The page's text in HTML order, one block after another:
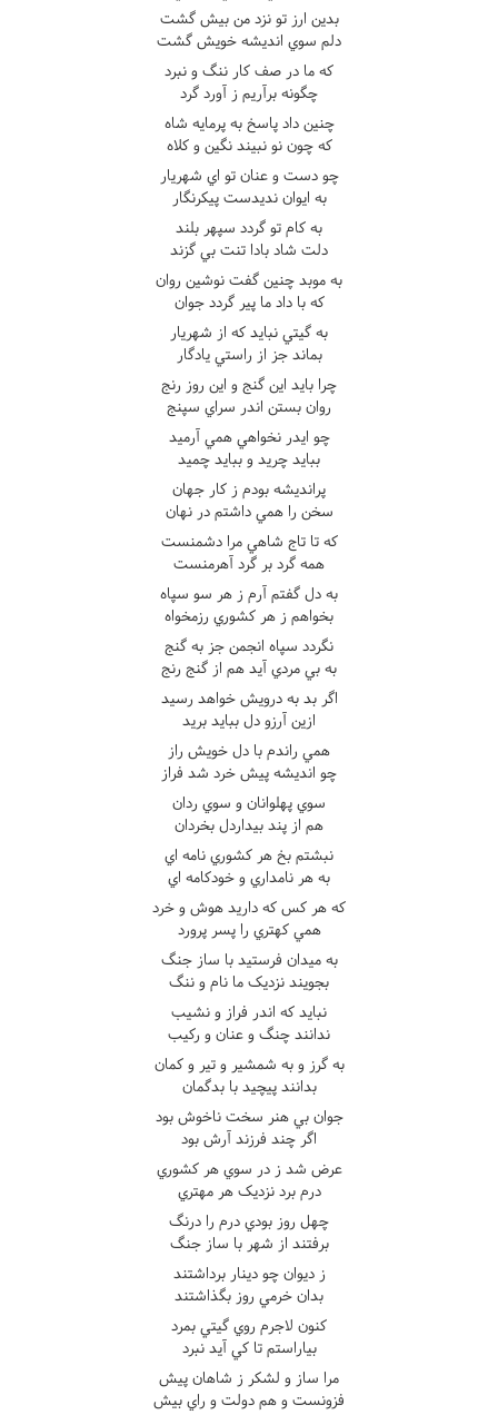
بدين ارز تو نزد من بيش گشت
دلم سوي انديشه خويش گشت
که ما در صف کار ننگ و نبرد
چگونه برآريم ز آورد گرد
چنين داد پاسخ به پرمايه شاه
که چون نو نبيند نگين و کلاه
چو دست و عنان تو اي شهريار
به ايوان نديدست پيکرنگار
به کام تو گردد سپهر بلند
دلت شاد بادا تنت بي گزند
به موبد چنين گفت نوشين روان
که با داد ما پير گردد جوان
به گيتي نبايد که از شهريار
بماند جز از راستي يادگار
چرا بايد اين گنج و اين روز رنج
روان بستن اندر سراي سپنج
چو ايدر نخواهي همي آرميد
ببايد چريد و ببايد چميد
پرانديشه بودم ز کار جهان
سخن را همي داشتم در نهان
که تا تاج شاهي مرا دشمنست
همه گرد بر گرد آهرمنست
به دل گفتم آرم ز هر سو سپاه
بخواهم ز هر کشوري رزمخواه
نگردد سپاه انجمن جز به گنج
به بي مردي آيد هم از گنج رنج
اگر بد به درويش خواهد رسيد
ازين آرزو دل ببايد بريد
همي راندم با دل خويش راز
چو انديشه پيش خرد شد فراز
سوي پهلوانان و سوي ردان
هم از پند بيداردل بخردان
نبشتم بخ هر کشوري نامه اي
به هر نامداري و خودکامه اي
که هر کس که داريد هوش و خرد
همي کهتري را پسر پرورد
به ميدان فرستيد با ساز جنگ
بجويند نزديک ما نام و ننگ
نبايد که اندر فراز و نشيب
ندانند چنگ و عنان و رکيب
به گرز و به شمشير و تير و کمان
بدانند پيچيد با بدگمان
جوان بي هنر سخت ناخوش بود
اگر چند فرزند آرش بود
عرض شد ز در سوي هر کشوري
درم برد نزديک هر مهتري
چهل روز بودي درم را درنگ
برفتند از شهر با ساز جنگ
ز ديوان چو دينار برداشتند
بدان خرمي روز بگذاشتند
کنون لاجرم روي گيتي بمرد
بياراستم تا کي آيد نبرد
مرا ساز و لشکر ز شاهان پيش
فزونست و هم دولت و راي بيش